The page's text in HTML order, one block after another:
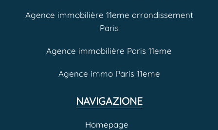
Agence immobilière 11eme arrondissement
Paris
Agence immobilière Paris 11eme
Agence immo Paris 11eme
NAVIGAZIONE
Homepage